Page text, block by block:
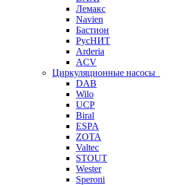
Лемакс
Navien
Бастион
РусНИТ
Arderia
ACV
Циркуляционные насосы
DAB
Wilo
UCP
Biral
ESPA
ZOTA
Valtec
STOUT
Wester
Speroni